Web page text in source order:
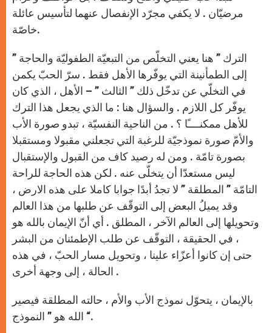
مرضيّان . لا يكفي مجرّد الإنفصال عنهما لتأسيس عائلة
خاصّة.
” الترك ” هنا يعني التخلّص من التبعيّة الطفوليّة والحاجة
إلى الطمأنينة التي يوفّرها الأهل فقط . سرّ الحبّ يكمن
في التخلّي عن تدخّل ذلك ” الثالث ” – الأهل ، الذي كان
يوفّر كل اللازم . والسؤال هنا : ما الذي يجعل هذا الترك
للأهل ممكنــــًا ؟ . من الناحية النفسيّة ، تبدو صورة الأب
والأمّ صورة نموذجيّة للرغبة التي تجعلني مقبولا ومستقبلا
بصورة تامّة . ومن له رصيد كاف من القبول والإستقبال
ليس مستعدّا أن يتخلّى عنه . لكن هذه الحاجة للراحة
التامّة ” المطلقة ” لا تجدُ أبدًا جوابا كاملا على هذه الارض ،
وقد يميلُ البعض إلى التوقّف عن طلبها من هذا العالم
وتحويلها إلى العالم الآخر ، المطلق . أي أنّ الإيمان بالله هو
، في الحقيقة ، التوقّف عن طلب الإطمئنان من البشر
حتى إن كانوا أعزّاء علينا ، وتحويل مسار الحبّ ، في هذه
الحالة ، إلى وجهة أخرى .
بالإيمان ، يتحوّل نموذج الأب والأم ، حالته المطلقة فيصير
الله هو ” النموذج “.